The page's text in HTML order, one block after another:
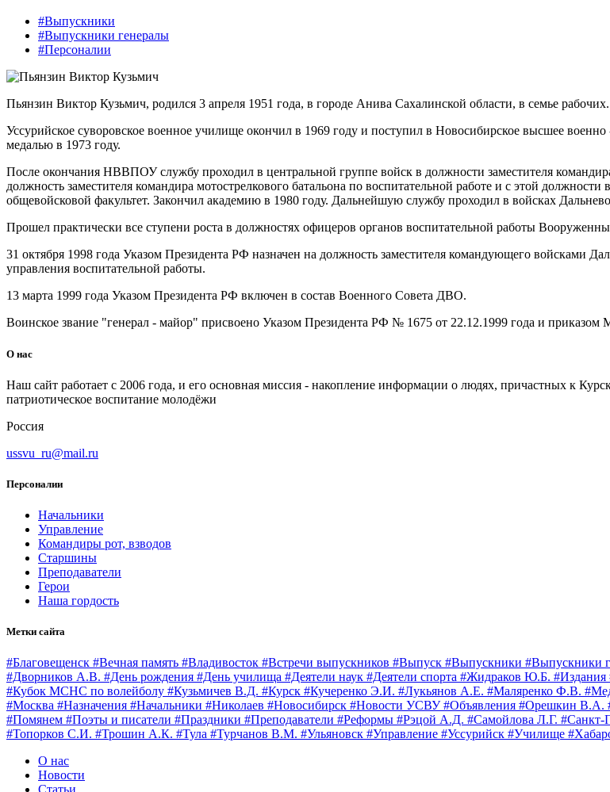
#Выпускники
#Выпускники генералы
#Персоналии
Пьянзин Виктор Кузьмич, родился 3 апреля 1951 года, в городе Анива Сахалинской области, в семье рабочих.
Уссурийское суворовское военное училище окончил в 1969 году и поступил в Новосибирское высшее
медалью в 1973 году.
После окончания НВВПОУ службу проходил в центральной группе войск в должности заместителя
должность заместителя командира мотострелкового батальона по воспитательной работе и с этой
общевойсковой факультет. Закончил академию в 1980 году. Дальнейшую службу проходил в войсках
Прошел практически все ступени роста в должностях офицеров органов воспитательной работы
31 октября 1998 года Указом Президента РФ назначен на должность заместителя командующего войсками
управления воспитательной работы.
13 марта 1999 года Указом Президента РФ включен в состав Военного Совета ДВО.
Воинское звание "генерал - майор" присвоено Указом Президента РФ № 1675 от 22.12.1999 года и
О нас
Наш сайт работает с 2006 года, и его основная миссия - накопление информации о людях, причастных к
патриотическое воспитание молодёжи
Россия
ussvu_ru@mail.ru
Персоналии
Начальники
Управление
Командиры рот, взводов
Старшины
Преподаватели
Герои
Наша гордость
Метки сайта
#Благовещенск #Вечная память #Владивосток #Встречи выпускников #Выпуск #Выпускники #Выпускники
#Дворников А.В. #День рождения #День училища #Деятели наук #Деятели спорта #Жидраков Ю.Б. #Издания
#Кубок МСНС по волейболу #Кузьмичев В.Д. #Курск #Кучеренко Э.И. #Лукьянов А.Е. #Маляренко Ф.В.
#Москва #Назначения #Начальники #Николаев #Новосибирск #Новости УСВУ#Объявления #Орешкин В.А.
#Помянем #Поэты и писатели #Праздники #Преподаватели #Реформы #Рэцой А.Д. #Самойлова Л.Г. #Санкт-
#Топорков С.И. #Трошин А.К. #Тула #Турчанов В.М. #Ульяновск #Управление #Уссурийск #Училище
О нас
Новости